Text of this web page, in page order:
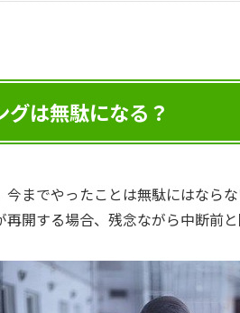
は無駄になる？
までやったことは無駄にはならな
開する場合、残念ながら中断前